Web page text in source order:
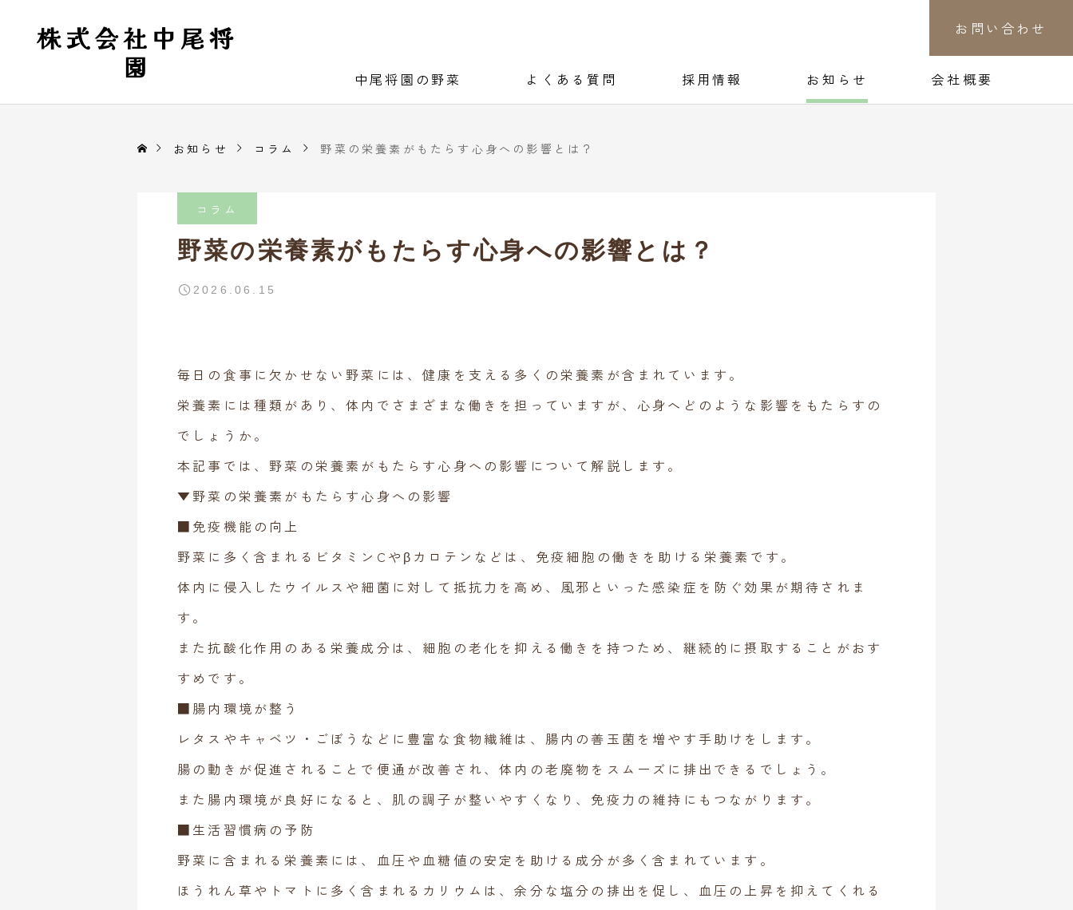
株式会社中尾将
園
お問い合わせ
中尾将園の野菜 よくある質問 採用情報 お知らせ 会社概要
お知らせ コラム 野菜の栄養素がもたらす心身への影響とは？
コラム
野菜の栄養素がもたらす心身への影響とは？
2026.06.15
毎日の食事に欠かせない野菜には、健康を支える多くの栄養素が含まれています。
栄養素には種類があり、体内でさまざまな働きを担っていますが、心身へどのような影響をもたらすの
でしょうか。
本記事では、野菜の栄養素がもたらす心身への影響について解説します。
▼野菜の栄養素がもたらす心身への影響
■免疫機能の向上
野菜に多く含まれるビタミンCやβカロテンなどは、免疫細胞の働きを助ける栄養素です。
体内に侵入したウイルスや細菌に対して抵抗力を高め、風邪といった感染症を防ぐ効果が期待されま
す。
また抗酸化作用のある栄養成分は、細胞の老化を抑える働きを持つため、継続的に摂取することがおす
すめです。
■腸内環境が整う
レタスやキャベツ・ごぼうなどに豊富な食物繊維は、腸内の善玉菌を増やす手助けをします。
腸の動きが促進されることで便通が改善され、体内の老廃物をスムーズに排出できるでしょう。
また腸内環境が良好になると、肌の調子が整いやすくなり、免疫力の維持にもつながります。
■生活習慣病の予防
野菜に含まれる栄養素には、血圧や血糖値の安定を助ける成分が多く含まれています。
ほうれん草やトマトに多く含まれるカリウムは、余分な塩分の排出を促し、血圧の上昇を抑えてくれる